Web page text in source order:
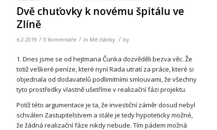
Dvě chuťovky k novému špitálu ve
Zlíně
6.2.2019 / 0 Komentáře / in Mé články / by
1. Dnes jsme se od hejtmana Čunka dozvěděli bezva věc. Že
totiž veškeré peníze, které nyní Rada utratí za práce, které si
objednala od dodavatelů podlimitními smlouvami, že všechny
tyto prostředky vlastně ušetříme v realizační fázi projektu.
Potíž této argumentace je ta, že investiční záměr dosud nebyl
schválen Zastupitelstvem a stále je tedy hypoteticky možné,
že žádná realizační fáze nikdy nebude. Tím pádem možná